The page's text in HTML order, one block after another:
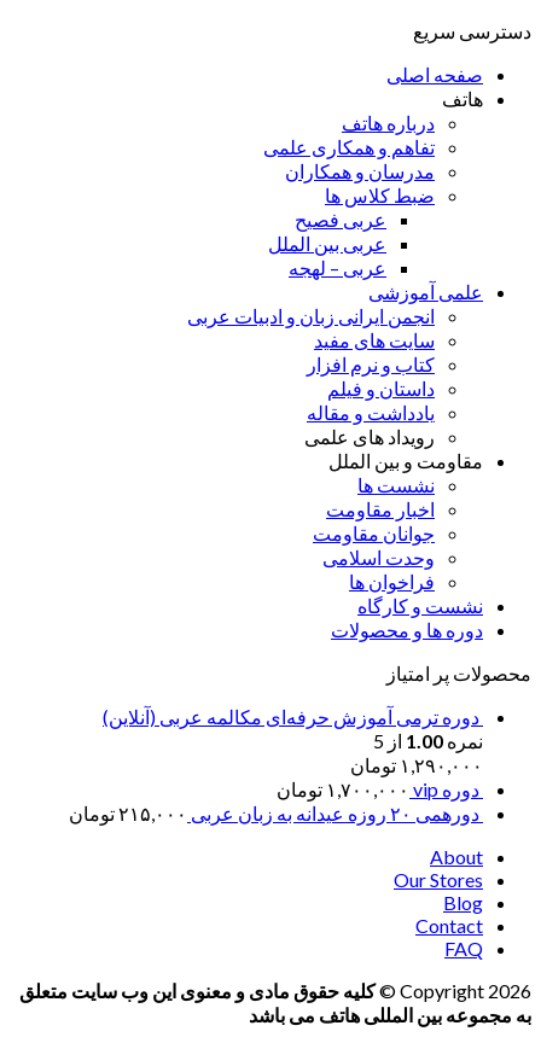
دسترسی سریع
صفحه اصلی
هاتف
درباره هاتف
تفاهم و همکاری علمی
مدرسان و همکاران
ضبط کلاس ها
عربی فصیح
عربی بین الملل
عربی – لهجه
علمی آموزشی
انجمن ایرانی زبان و ادبیات عربی
سایت های مفید
کتاب و نرم افزار
داستان و فیلم
یادداشت و مقاله
رویداد های علمی
مقاومت و بین الملل
نشست ها
اخبار مقاومت
جوانان مقاومت
وحدت اسلامی
فراخوان ها
نشست و کارگاه
دوره ها و محصولات
محصولات پر امتیاز
دوره ترمی آموزش حرفه‌ای مکالمه عربی (آنلاین)
نمره 1.00 از 5
۱,۲۹۰,۰۰۰ تومان
دوره vip
۱,۷۰۰,۰۰۰ تومان
دورهمی ۲۰ روزه عیدانه به زبان عربی
۲۱۵,۰۰۰تومان
About
Our Stores
Blog
Contact
FAQ
Copyright 2026 ©
کلیه حقوق مادی و معنوی این وب سایت متعلق
به مجموعه بین المللی هاتف می باشد